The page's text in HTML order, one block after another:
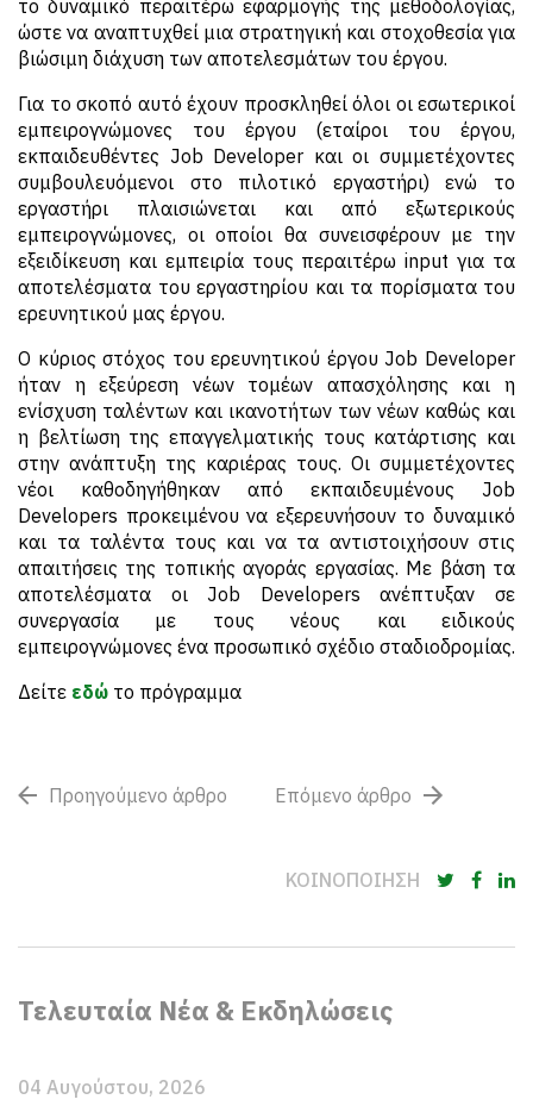
το δυναμικό περαιτέρω εφαρμογής της μεθοδολογίας,
ώστε να αναπτυχθεί μια στρατηγική και στοχοθεσία για
βιώσιμη διάχυση των αποτελεσμάτων του έργου.
Για το σκοπό αυτό έχουν προσκληθεί όλοι οι εσωτερικοί
εμπειρογνώμονες του έργου (εταίροι του έργου,
εκπαιδευθέντες Job Developer και οι συμμετέχοντες
συμβουλευόμενοι στο πιλοτικό εργαστήρι) ενώ το
εργαστήρι πλαισιώνεται και από εξωτερικούς
εμπειρογνώμονες, οι οποίοι θα συνεισφέρουν με την
εξειδίκευση και εμπειρία τους περαιτέρω input για τα
αποτελέσματα του εργαστηρίου και τα πορίσματα του
ερευνητικού μας έργου.
Ο κύριος στόχος του ερευνητικού έργου Job Developer
ήταν η εξεύρεση νέων τομέων απασχόλησης και η
ενίσχυση ταλέντων και ικανοτήτων των νέων καθώς και
η βελτίωση της επαγγελματικής τους κατάρτισης και
στην ανάπτυξη της καριέρας τους. Οι συμμετέχοντες
νέοι καθοδηγήθηκαν από εκπαιδευμένους Job
Developers προκειμένου να εξερευνήσουν το δυναμικό
και τα ταλέντα τους και να τα αντιστοιχήσουν στις
απαιτήσεις της τοπικής αγοράς εργασίας. Με βάση τα
αποτελέσματα οι Job Developers ανέπτυξαν σε
συνεργασία με τους νέους και ειδικούς
εμπειρογνώμονες ένα προσωπικό σχέδιο σταδιοδρομίας.
Δείτε εδώ το πρόγραμμα
Προηγούμενο άρθρο Επόμενο άρθρο
ΚΟΙΝΟΠΟΙΗΣΗ
Τελευταία Νέα & Εκδηλώσεις
04 Αυγούστου, 2026